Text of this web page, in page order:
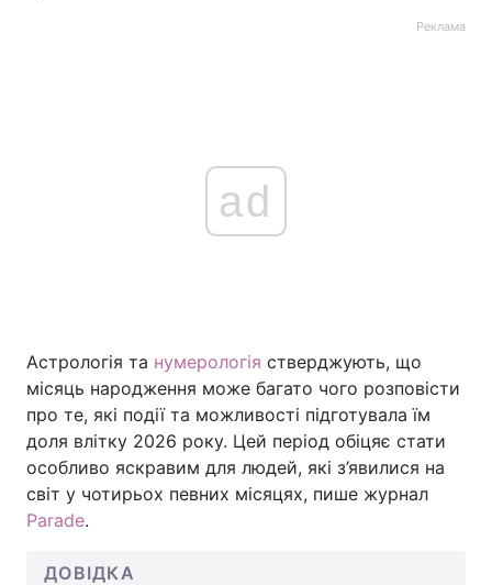
Реклама
ad
Астрологія та нумерологія стверджують, що
місяць народження може багато чого розповісти
про те, які події та можливості підготувала їм
доля влітку 2026 року. Цей період обіцяє стати
особливо яскравим для людей, які з’явилися на
світ у чотирьох певних місяцях, пише журнал
Parade.
ДОВІДКА